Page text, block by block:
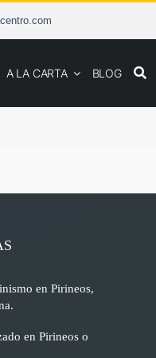
A LA CARTA BLOG
en Pirineos,
en Pirineos o